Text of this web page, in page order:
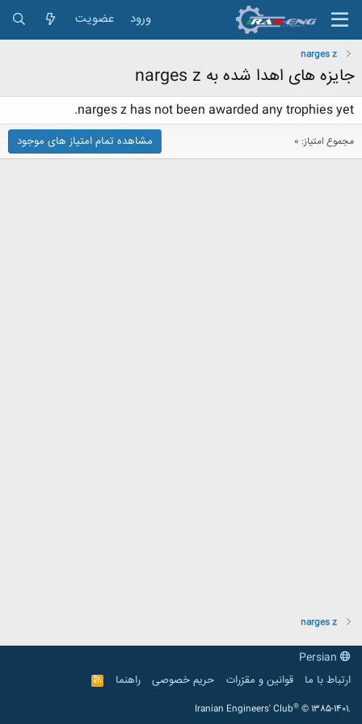
ورود عضویت
narges z
جایزه های اهدا شده به narges z
narges z has not been awarded any trophies yet.
مجموع امتیاز: 0 مشاهده تمام امتیاز های موجود
narges z
ارتباط با ما
قوانین و مقرّرات حریم خصوصی راهنما
R
S
Iranian Engineers' Club® © 1385-1401.